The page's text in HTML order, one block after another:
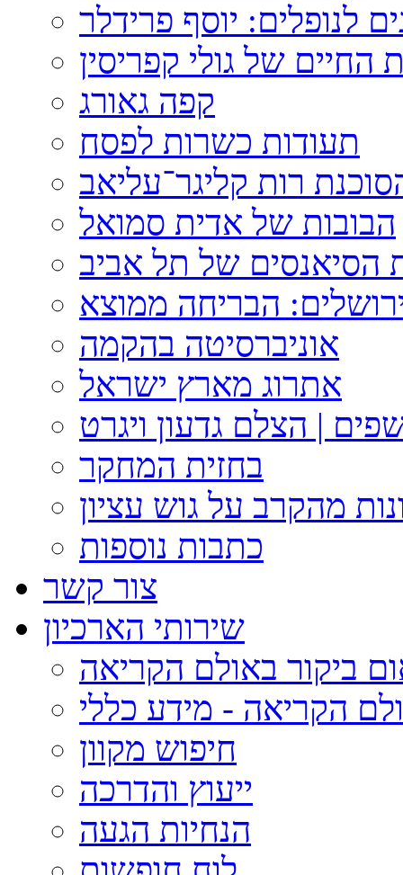
לנופלים: יוסף פרידלר
החיים של גולי קפריסין
קפה גאורג
תעודות כשרות לפסח
רות קליגר־עליאב
הבובות של אדית סמואל
של תל אביב
הבריחה ממוצא
אוניברסיטה בהקמה
אתרוג מארץ ישראל
| הצלם גדעון ויגרט
בחזית המחקר
מהקרב על גוש עציון
כתבות נוספות
צור קשר
שירותי הארכיון
ביקור באולם הקריאה
הקריאה - מידע כללי
חיפוש מקוון
ייעוץ והדרכה
הנחיות הגעה